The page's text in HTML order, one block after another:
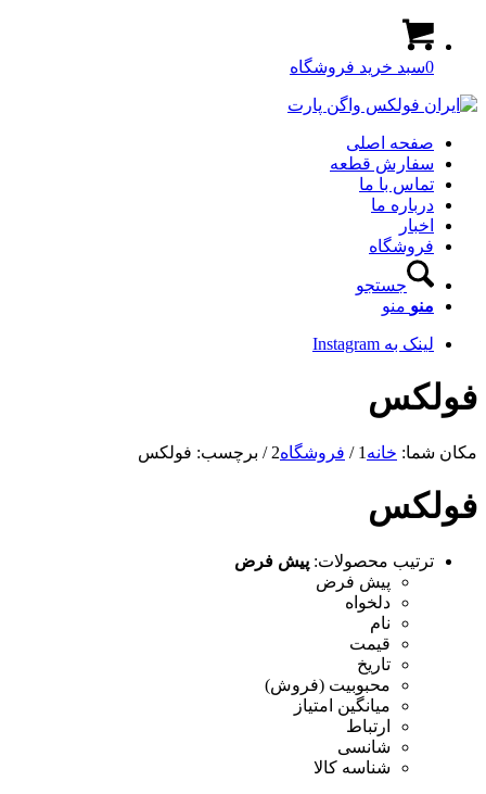
0سبد خرید فروشگاه
صفحه اصلی
سفارش قطعه
تماس با ما
درباره ما
اخبار
فروشگاه
جستجو
منو منو
لینک به Instagram
فولکس
مکان شما: خانه 1
/ فروشگاه2
/ برچسب: فولکس
فولکس
ترتیب محصولات: پیش فرض
پیش فرض
دلخواه
نام
قیمت
تاریخ
محبوبیت (فروش)
میانگین امتیاز
ارتباط
شانسی
شناسه کالا